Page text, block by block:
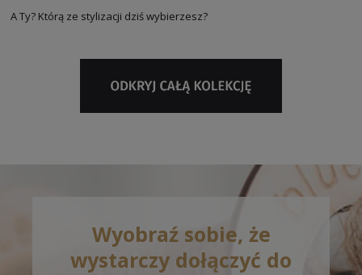
A Ty? Którą ze stylizacji dziś wybierzesz?
Wyobraź sobie, że
wystarczy dołączyć do